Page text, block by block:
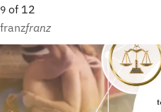
9 of 12
franzfranz